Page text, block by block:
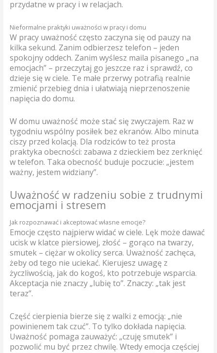
przydatne w pracy i w relacjach.
Nieformalne praktyki uważności w pracy i domu
W pracy uważność często zaczyna się od pauzy na
kilka sekund. Zanim odbierzesz telefon – jeden
spokojny oddech. Zanim wyślesz maila pisanego „na
emocjach” – przeczytaj go jeszcze raz i sprawdź, co
dzieje się w ciele. Te małe przerwy potrafią realnie
zmienić przebieg dnia i ułatwiają nieprzenoszenie
napięcia do domu.
W domu uważność może stać się zwyczajem. Raz w
tygodniu wspólny posiłek bez ekranów. Albo minuta
ciszy przed kolacją. Dla rodziców to też prosta
praktyka obecności: zabawa z dzieckiem bez zerknięć
w telefon. Taka obecność buduje poczucie: „jestem
ważny, jestem widziany”.
Uważność w radzeniu sobie z trudnymi
emocjami i stresem
Jak rozpoznawać i akceptować własne emocje?
Emocje często najpierw widać w ciele. Lęk może dawać
ucisk w klatce piersiowej, złość – gorąco na twarzy,
smutek – ciężar w okolicy serca. Uważność zachęca,
żeby od tego nie uciekać. Kierujesz uwagę z
życzliwością, jak do kogoś, kto potrzebuje wsparcia.
Akceptacja nie znaczy „lubię to”. Znaczy: „tak jest
teraz”.
Część cierpienia bierze się z walki z emocją: „nie
powinienem tak czuć”. To tylko dokłada napięcia.
Uważność pomaga zauważyć: „czuję smutek” i
pozwolić mu być przez chwilę. Wtedy emocja częściej